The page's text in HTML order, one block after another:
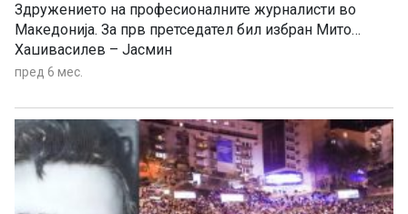
Здружението на професионалните журналисти во
Македонија. За прв претседател бил избран Мито
Хаџивасилев – Јасмин
пред 6 мес.